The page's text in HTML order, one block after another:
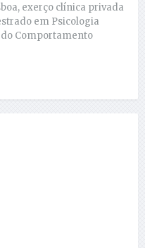
exerço clínica privada
em Psicologia
do Comportamento